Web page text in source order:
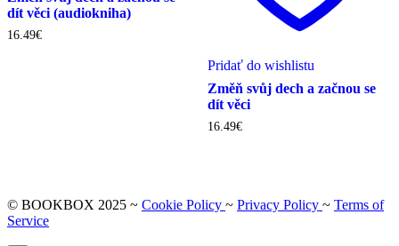
dít věci (audiokniha)
16.49€
Pridať do wishlistu
Změň svůj dech a začnou se
dít věci
16.49€
© BOOKBOX 2025 ~ Cookie Policy ~ Privacy Policy ~ Terms of
Service